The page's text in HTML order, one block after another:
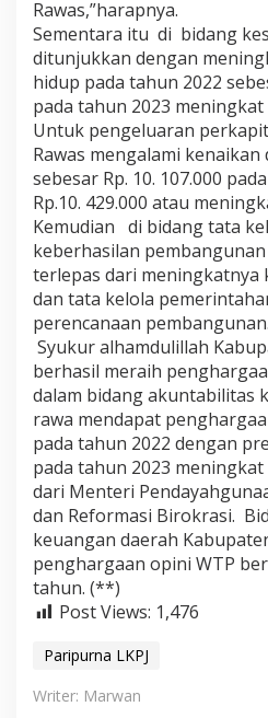
Rawas,”harapnya.
Sementara itu di bidang
ditunjukkan dengan
hidup pada tahun 2022
pada tahun 2023
Untuk pengeluaran
Rawas mengalami
sebesar Rp. 10. 107.000
Rp.10. 429.000 atau
Kemudian di bidang tata
keberhasilan
terlepas dari meningkatnya
dan tata kelola
perencanaan pembangunan.
Syukur alhamdulillah
berhasil meraih
dalam bidang akuntabilitas
rawa mendapat
pada tahun 2022 dengan
pada tahun 2023 meningkat
dari Menteri
dan Reformasi Birokrasi.
keuangan daerah
penghargaan opini WTP
tahun. (**)
Post Views: 1,476
Paripurna LKPJ
Writer: Marwan